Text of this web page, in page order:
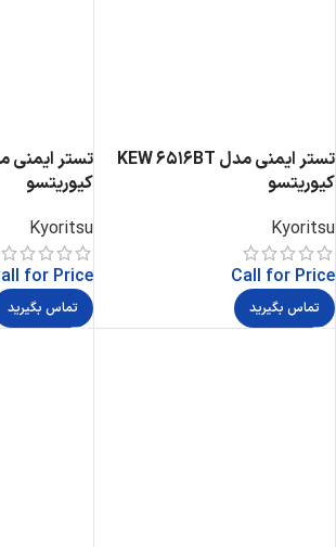
تستر ایمنی مدل KEW 6516BT
کیوریتسو
Kyoritsu
Call for Price
تماس بگیرید
کیوریتسو
Kyoritsu
for Price
تماس بگیرید